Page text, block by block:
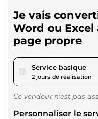
Je vais
Word ou Excel
page propre
Service basique
2 jours de réalisation
Ce vendeur n’est pas
Personnaliser le